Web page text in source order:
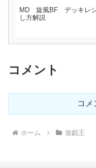
MD 旋風BF デッキレ
し方解説
コメント
コメ
ホーム 遊戯王